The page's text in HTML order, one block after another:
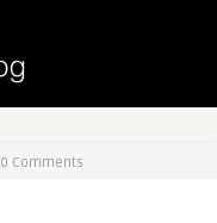
0 Comments